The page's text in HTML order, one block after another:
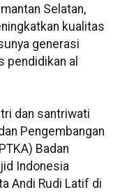
Selatan,
kualitas
generasi
pendidikan al
dan santriwati
Pengembangan
Badan
Indonesia
Andi Rudi Latif di